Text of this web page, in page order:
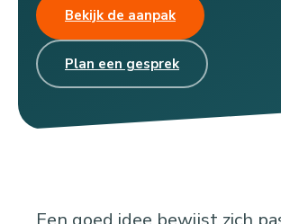
Bekijk de aanpak
Plan een gesprek